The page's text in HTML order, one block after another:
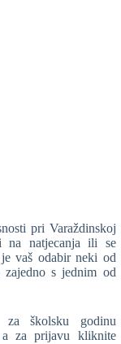
pri Varaždinskoj
na natjecanja ili se
vaš odabir neki od
s jednim od
za školsku godinu
za prijavu kliknite